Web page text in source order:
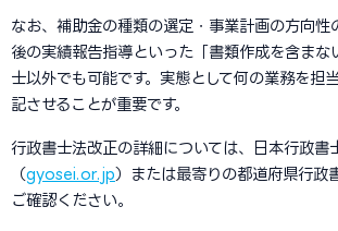
なお、補助金の種類の選定・事業計画の方向性
後の実績報告指導といった「書類作成を含まな
士以外でも可能です。実態として何の業務を担
記させることが重要です。
行政書士法改正の詳細については、日本行政書
（gyosei.or.jp）または最寄りの都道府県行政
ご確認ください。